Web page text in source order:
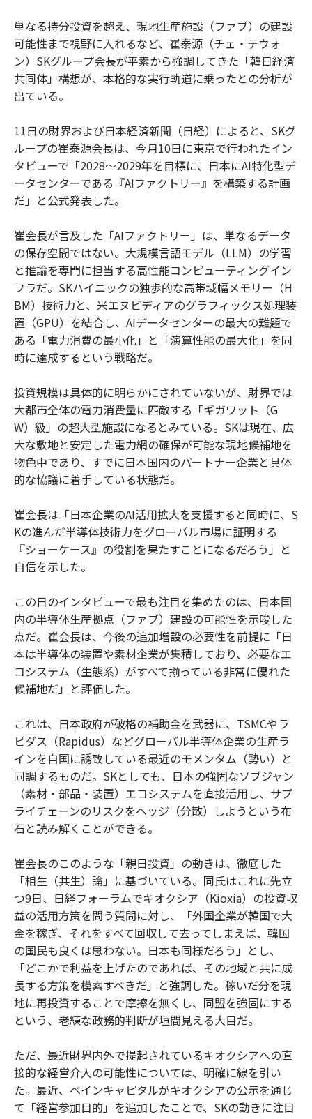
単なる持分投資を超え、現地生産施設（ファブ）の建設
可能性まで視野に入れるなど、崔泰源（チェ・テウォ
ン）SKグループ会長が平素から強調してきた「韓日経済
共同体」構想が、本格的な実行軌道に乗ったとの分析が
出ている。
11日の財界および日本経済新聞（日経）によると、SKグ
ループの崔泰源会長は、今月10日に東京で行われたイン
タビューで「2028〜2029年を目標に、日本にAI特化型デ
ータセンターである『AIファクトリー』を構築する計画
だ」と公式発表した。
崔会長が言及した「AIファクトリー」は、単なるデータ
の保存空間ではない。大規模言語モデル（LLM）の学習
と推論を専門に担当する高性能コンピューティングイン
フラだ。SKハイニックの独歩的な高帯域幅メモリー（H
BM）技術力と、米エヌビディアのグラフィックス処理装
置（GPU）を結合し、AIデータセンターの最大の難題で
ある「電力消費の最小化」と「演算性能の最大化」を同
時に達成するという戦略だ。
投資規模は具体的に明らかにされていないが、財界では
大都市全体の電力消費量に匹敵する「ギガワット（G
W）級」の超大型施設になるとみている。SKは現在、広
大な敷地と安定した電力網の確保が可能な現地候補地を
物色中であり、すでに日本国内のパートナー企業と具体
的な協議に着手している状態だ。
崔会長は「日本企業のAI活用拡大を支援すると同時に、S
Kの進んだ半導体技術力をグローバル市場に証明する
『ショーケース』の役割を果たすことになるだろう」と
自信を示した。
この日のインタビューで最も注目を集めたのは、日本国
内の半導体生産拠点（ファブ）建設の可能性を示唆した
点だ。崔会長は、今後の追加増設の必要性を前提に「日
本は半導体の装置や素材企業が集積しており、必要なエ
コシステム（生態系）がすべて揃っている非常に優れた
候補地だ」と評価した。
これは、日本政府が破格の補助金を武器に、TSMCやラ
ピダス（Rapidus）などグローバル半導体企業の生産ラ
インを自国に誘致している最近のモメンタム（勢い）と
同調するものだ。SKとしても、日本の強固なソブジャン
（素材・部品・装置）エコシステムを直接活用し、サプ
ライチェーンのリスクをヘッジ（分散）しようという布
石と読み解くことができる。
崔会長のこのような「親日投資」の動きは、徹底した
「相生（共生）論」に基づいている。同氏はこれに先立
つ9日、日経フォーラムでキオクシア（Kioxia）の投資収
益の活用方策を問う質問に対し、「外国企業が韓国で大
金を稼ぎ、それをすべて回収して去ってしまえば、韓国
の国民も良くは思わない。日本も同様だろう」とし、
「どこかで利益を上げたのであれば、その地域と共に成
長する方策を模索すべきだ」と強調した。稼いだ分を現
地に再投資することで摩擦を無くし、同盟を強固にする
という、老練な政務的判断が垣間見える大目だ。
ただ、最近財界内外で提起されているキオクシアへの直
接的な経営介入の可能性については、明確に線を引い
た。最近、ベインキャピタルがキオクシアの公示を通じ
て「経営参加目的」を追加したことで、SKの動きに注目